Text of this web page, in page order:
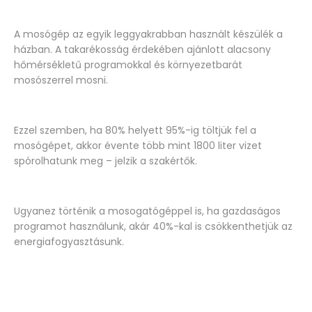
A mosógép az egyik leggyakrabban használt készülék a
házban. A takarékosság érdekében ajánlott alacsony
hőmérsékletű programokkal és környezetbarát
mosószerrel mosni.
Ezzel szemben, ha 80% helyett 95%-ig töltjük fel a
mosógépet, akkor évente több mint 1800 liter vizet
spórolhatunk meg – jelzik a szakértők.
Ugyanez történik a mosogatógéppel is, ha gazdaságos
programot használunk, akár 40%-kal is csökkenthetjük az
energiafogyasztásunk.